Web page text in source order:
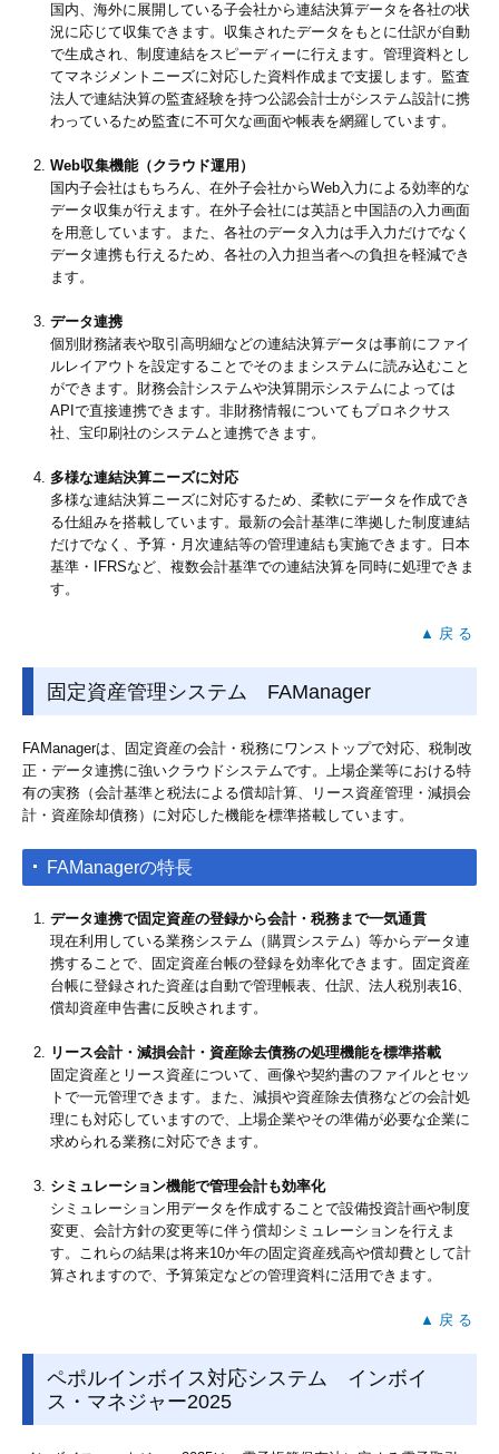
国内、海外に展開している子会社から連結決算データを各社の状
況に応じて収集できます。収集されたデータをもとに仕訳が自動
で生成され、制度連結をスピーディーに行えます。管理資料とし
てマネジメントニーズに対応した資料作成まで支援します。監査
法人で連結決算の監査経験を持つ公認会計士がシステム設計に携
わっているため監査に不可欠な画面や帳表を網羅しています。
Web収集機能（クラウド運用）
国内子会社はもちろん、在外子会社からWeb入力による効率的な
データ収集が行えます。在外子会社には英語と中国語の入力画面
を用意しています。また、各社のデータ入力は手入力だけでなく
データ連携も行えるため、各社の入力担当者への負担を軽減でき
ます。
データ連携
個別財務諸表や取引高明細などの連結決算データは事前にファイ
ルレイアウトを設定することでそのままシステムに読み込むこと
ができます。財務会計システムや決算開示システムによっては
APIで直接連携できます。非財務情報についてもプロネクサス
社、宝印刷社のシステムと連携できます。
多様な連結決算ニーズに対応
多様な連結決算ニーズに対応するため、柔軟にデータを作成でき
る仕組みを搭載しています。最新の会計基準に準拠した制度連結
だけでなく、予算・月次連結等の管理連結も実施できます。日本
基準・IFRSなど、複数会計基準での連結決算を同時に処理できま
す。
▲ 戻 る
固定資産管理システム FAManager
FAManagerは、固定資産の会計・税務にワンストップで対応、税制改
正・データ連携に強いクラウドシステムです。上場企業等における特
有の実務（会計基準と税法による償却計算、リース資産管理・減損会
計・資産除却債務）に対応した機能を標準搭載しています。
FAManagerの特長
データ連携で固定資産の登録から会計・税務まで一気通貫
現在利用している業務システム（購買システム）等からデータ連
携することで、固定資産台帳の登録を効率化できます。固定資産
台帳に登録された資産は自動で管理帳表、仕訳、法人税別表16、
償却資産申告書に反映されます。
リース会計・減損会計・資産除去債務の処理機能を標準搭載
固定資産とリース資産について、画像や契約書のファイルとセッ
トで一元管理できます。また、減損や資産除去債務などの会計処
理にも対応していますので、上場企業やその準備が必要な企業に
求められる業務に対応できます。
シミュレーション機能で管理会計も効率化
シミュレーション用データを作成することで設備投資計画や制度
変更、会計方針の変更等に伴う償却シミュレーションを行えま
す。これらの結果は将来10か年の固定資産残高や償却費として計
算されますので、予算策定などの管理資料に活用できます。
▲ 戻 る
ペポルインボイス対応システム インボイ
ス・マネジャー2025